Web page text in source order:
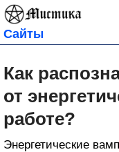
Сайты
Как
от
работе?
Энергетические